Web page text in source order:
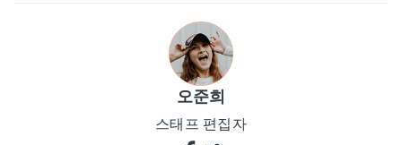
오준희
스태프 편집자